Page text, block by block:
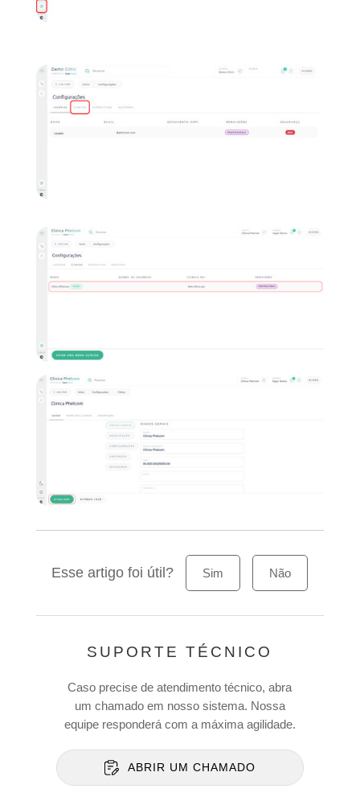
Esse artigo foi útil? Sim Não
SUPORTE TÉCNICO
Caso precise de atendimento técnico, abra
um chamado em nosso sistema. Nossa
equipe responderá com a máxima agilidade.
ABRIR UM CHAMADO